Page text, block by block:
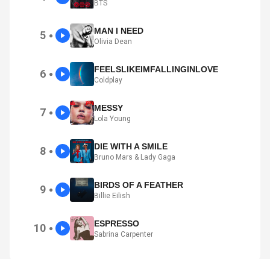
BTS
5 ● MAN I NEED
Olivia Dean
6 ● FEELSLIKEIMFALLINGINLOVE
Coldplay
7 ● MESSY
Lola Young
8 ● DIE WITH A SMILE
Bruno Mars & Lady Gaga
9 ● BIRDS OF A FEATHER
Billie Eilish
10 ● ESPRESSO
Sabrina Carpenter